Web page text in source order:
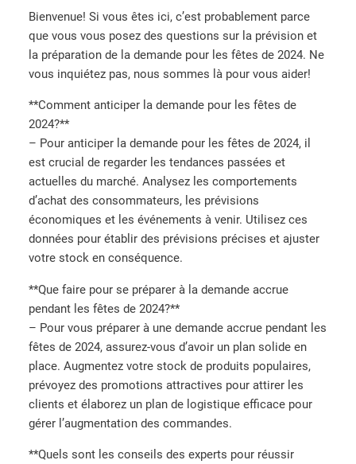
Bienvenue! Si vous êtes ici, c’est probablement parce
que vous vous posez des questions sur la prévision et
la préparation de la demande pour les fêtes de 2024. Ne
vous inquiétez pas, nous sommes là pour vous aider!
**Comment anticiper la demande pour les fêtes de
2024?**
– Pour anticiper la demande pour les fêtes de 2024, il
est crucial de regarder les tendances passées et
actuelles du marché. Analysez les comportements
d’achat des consommateurs, les prévisions
économiques et les événements à venir. Utilisez ces
données pour établir des prévisions précises et ajuster
votre stock en conséquence.
**Que faire pour se préparer à la demande accrue
pendant les fêtes de 2024?**
– Pour vous préparer à une demande accrue pendant les
fêtes de 2024, assurez-vous d’avoir un plan solide en
place. Augmentez votre stock de produits populaires,
prévoyez des promotions attractives pour attirer les
clients et élaborez un plan de logistique efficace pour
gérer l’augmentation des commandes.
**Quels sont les conseils des experts pour réussir